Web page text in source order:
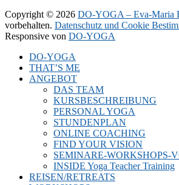
Copyright © 2026 DO-YOGA – Eva-Maria
vorbehalten. Datenschutz und Cookie
Responsive von DO-YOGA
oben
scrollen
DO-YOGA
THAT’S ME
ANGEBOT
DAS TEAM
KURSBESCHREIBUNG
PERSONAL YOGA
STUNDENPLAN
ONLINE COACHING
FIND YOUR VISION
SEMINARE-WORKSHOPS-
INSIDE Yoga Teacher Training
REISEN/RETREATS